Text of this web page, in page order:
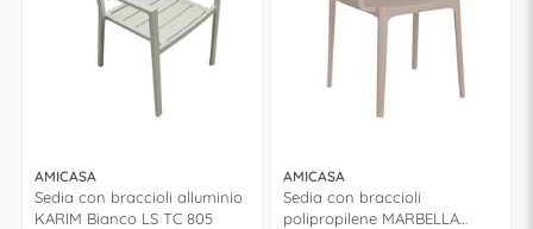
AMICASA
Sedia con braccioli alluminio
KARIM Bianco LS TC 805
AMICASA
Sedia con braccioli
polipropilene MARBELLA